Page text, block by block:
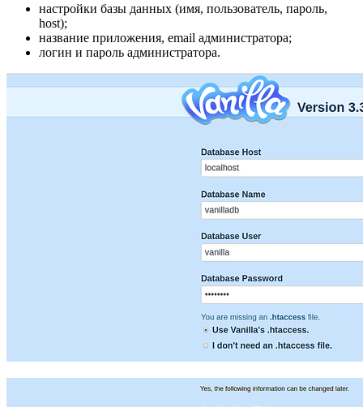
настройки базы данных (имя, пользователь, пароль,
host);
название приложения, email администратора;
логин и пароль администратора.